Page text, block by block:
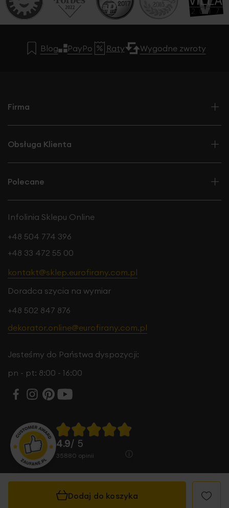
Dodaj do koszyka
Blog PayPo Raty Wygodne zwroty
Firma
Obsługa Klienta
Polecane
Infolinia Sklepu Online
+48 504 774 396
+48 33 472 55 00
kontakt@sklep.eurofirany.com.pl
Doradca szycia na wymiar
+48 502 847 876
dekorator.online@eurofirany.com.pl
Jesteśmy do Państwa dyspozycji:
pn - pt: 8:00 - 16:00
4.9/ 5
35880 opinii